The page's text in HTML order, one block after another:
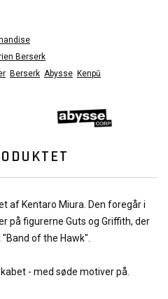
Berserk
Berserk Abysse Kenpū
af Kentaro Miura. Den foregår i
på figurerne Guts og Griffith, der
of the Hawk".
- med søde motiver på.